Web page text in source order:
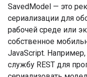
SavedModel — это
сериализации для
рабочей среде или
собственное
JavaScript.
службу REST для